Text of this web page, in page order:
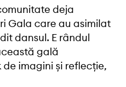
deja
Gala care au asimilat
dansul. E rândul
gală
imagini și reflecție,